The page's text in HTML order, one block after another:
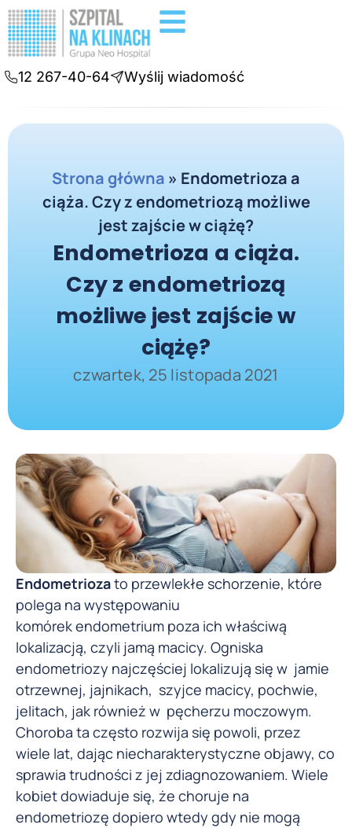
12 267-40-64 Wyślij wiadomość
Strona główna » Endometrioza a
ciąża. Czy z endometriozą możliwe
jest zajście w ciążę?
Endometrioza a ciąża.
Czy z endometriozą
możliwe jest zajście w
ciążę?
czwartek, 25 listopada 2021
Endometriozato przewlekłe schorzenie, które
polega na występowaniu
komórek endometrium poza ich właściwą
lokalizacją, czyli jamą macicy. Ogniska
endometriozy najczęściej lokalizują się w jamie
otrzewnej, jajnikach, szyjce macicy, pochwie,
jelitach, jak również w pęcherzu moczowym.
Choroba ta często rozwija się powoli, przez
wiele lat, dając niecharakterystyczne objawy, co
sprawia trudności z jej zdiagnozowaniem. Wiele
kobiet dowiaduje się, że choruje na
endometriozę dopiero wtedy gdy nie mogą